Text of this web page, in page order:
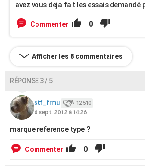
avez vous deja fait les essais demandé
Commenter 0
Afficher les 8 commentaires
RÉPONSE 3 / 5
stf_frmu 12 510
6 sept. 2012 à 14:26
marque reference type ?
Commenter 0